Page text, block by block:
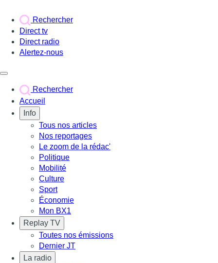
Rechercher
Direct tv
Direct radio
Alertez-nous
Rechercher
Accueil
Info
Tous nos articles
Nos reportages
Le zoom de la rédac'
Politique
Mobilité
Culture
Sport
Économie
Mon BX1
Replay TV
Toutes nos émissions
Dernier JT
La radio